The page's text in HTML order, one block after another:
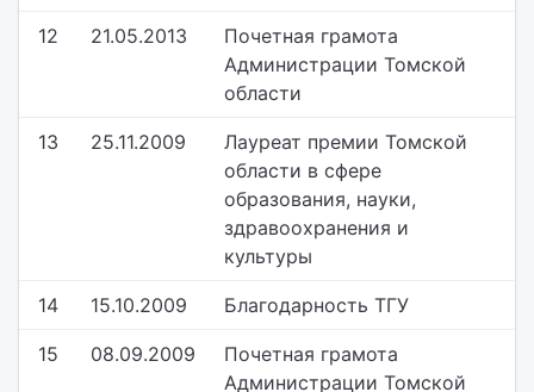
12 21.05.2013
Почетная грамота
Администрации Томской
области
13 25.11.2009
Лауреат премии Томской
области в сфере
образования, науки,
здравоохранения и
культуры
14 15.10.2009 Благодарность ТГУ
15 08.09.2009
Почетная грамота
Администрации Томской